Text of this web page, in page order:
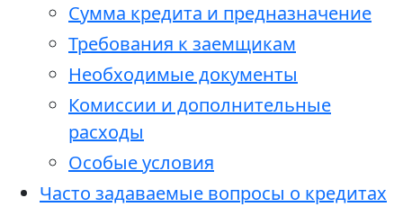
Сумма кредита и предназначение
Требования к заемщикам
Необходимые документы
Комиссии и дополнительные
расходы
Особые условия
Часто задаваемые вопросы о кредитах